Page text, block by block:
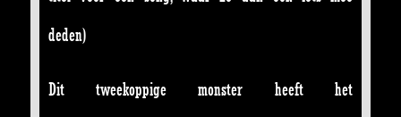
deden)
Dit tweekoppige monster heeft het